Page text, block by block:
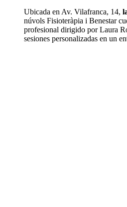
Ubicada en Av. Vilafranca, 14,
núvols Fisioteràpia i Benestar
profesional dirigido por Laura
sesiones personalizadas en un